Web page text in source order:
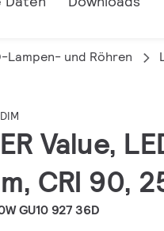
Lampen- und Röhren
Value,
CRI 90,
GU10 927 36D